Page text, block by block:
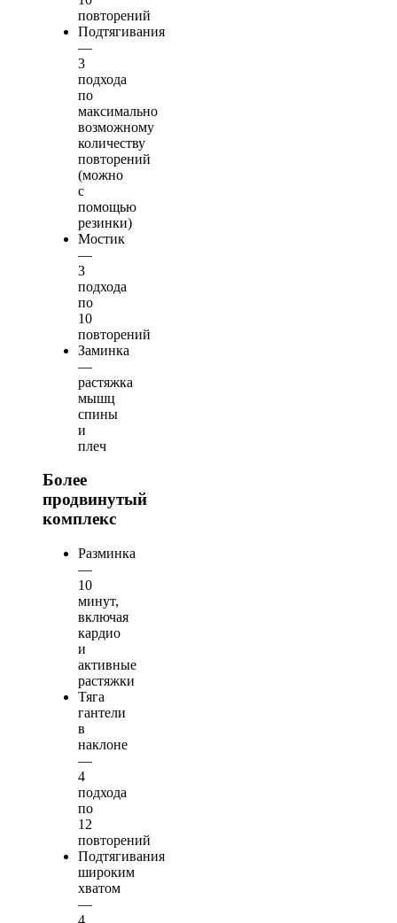
повторений
Подтягивания
—
3
подхода
по
максимально
возможному
количеству
повторений
(можно
с
помощью
резинки)
Мостик
—
3
подхода
по
10
повторений
Заминка
—
растяжка
мышц
спины
и
плеч
Более
продвинутый
комплекс
Разминка
—
10
минут,
включая
кардио
и
активные
растяжки
Тяга
гантели
в
наклоне
—
4
подхода
по
12
повторений
Подтягивания
широким
хватом
—